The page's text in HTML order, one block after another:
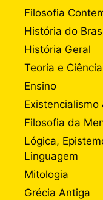
Filosofia
História do
História Geral
Teoria e
Ensino
Existencialismo
Filosofia da
Lógica,
Linguagem
Mitologia
Grécia Antiga